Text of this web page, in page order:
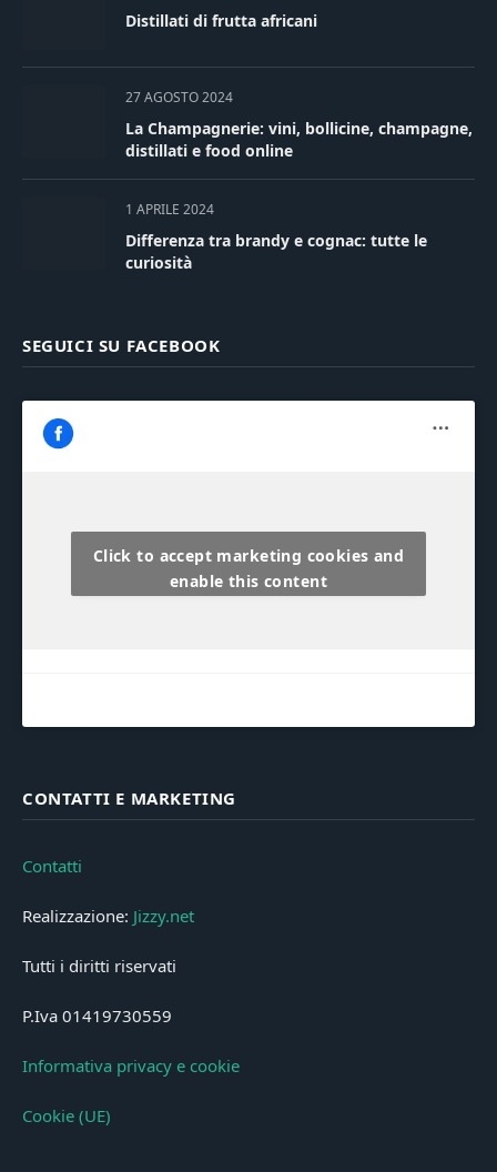
Distillati di frutta africani
27 AGOSTO 2024
La Champagnerie: vini, bollicine, champagne,
distillati e food online
1 APRILE 2024
Differenza tra brandy e cognac: tutte le
curiosità
SEGUICI SU FACEBOOK
Click to accept marketing cookies and
enable this content
CONTATTI E MARKETING
Contatti
Realizzazione: Jizzy.net
Tutti i diritti riservati
P.Iva 01419730559
Informativa privacy e cookie
Cookie (UE)